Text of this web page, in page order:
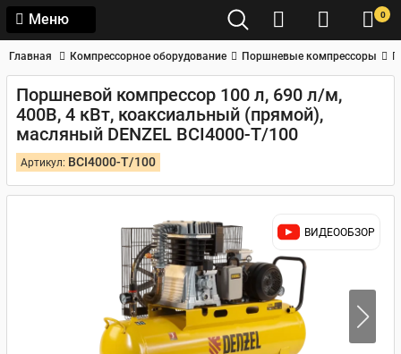
Меню 0
Главная Компрессорное оборудование Поршневые компрессоры
Поршневой компрессор 100 л, 690 л/м,
400В, 4 кВт, коаксиальный (прямой),
масляный DENZEL BCI4000-T/100
Артикул: BCI4000-T/100
ВИДЕООБЗОР